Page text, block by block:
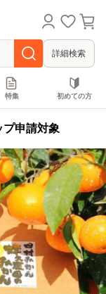
詳細検索
特集 初めての方
申請対象